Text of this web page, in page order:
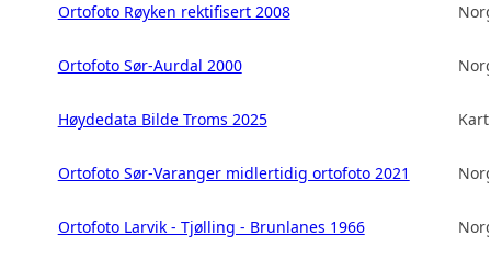
Ortofoto Røyken rektifisert 2008
Ortofoto Sør-Aurdal 2000
Høydedata Bilde Troms 2025
Ortofoto Sør-Varanger midlertidig ortofoto 2021
Ortofoto Larvik - Tjølling - Brunlanes 1966